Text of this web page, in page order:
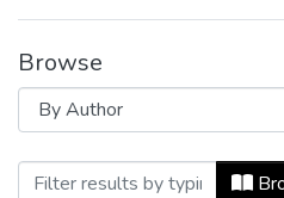
Browse
Browsing Ingeniería